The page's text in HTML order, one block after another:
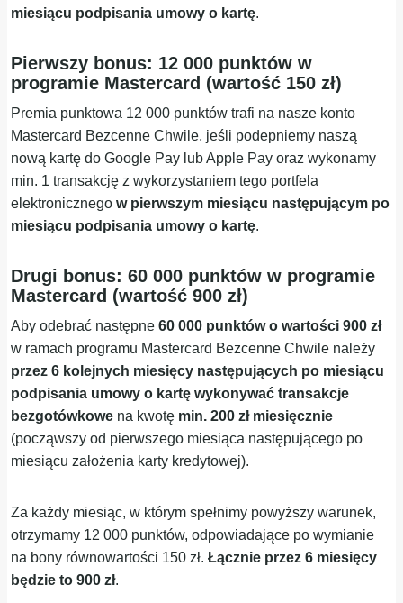
miesiącu podpisania umowy o kartę.
Pierwszy bonus: 12 000 punktów w
programie Mastercard (wartość 150 zł)
Premia punktowa 12 000 punktów trafi na nasze konto
Mastercard Bezcenne Chwile, jeśli podepniemy naszą
nową kartę do Google Pay lub Apple Pay oraz wykonamy
min. 1 transakcję z wykorzystaniem tego portfela
elektronicznegow pierwszym miesiącu następującym po
miesiącu podpisania umowy o kartę.
Drugi bonus: 60 000 punktów w programie
Mastercard (wartość 900 zł)
Aby odebrać następne60 000 punktów o wartości 900 zł
w ramach programu Mastercard Bezcenne Chwile należy
przez 6 kolejnych miesięcy następujących po miesiącu
podpisania umowy o kartę wykonywać transakcje
bezgotówkowe na kwotę min. 200 zł miesięcznie
(począwszy od pierwszego miesiąca następującego po
miesiącu założenia karty kredytowej).
Za każdy miesiąc, w którym spełnimy powyższy warunek,
otrzymamy 12 000 punktów, odpowiadające po wymianie
na bony równowartości 150 zł.Łącznie przez 6 miesięcy
będzie to 900 zł.